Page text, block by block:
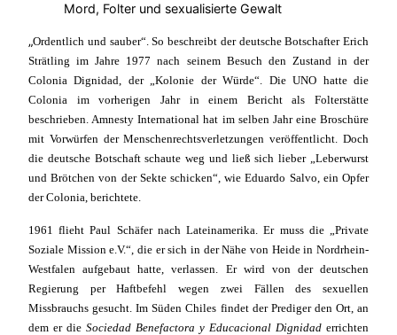
Mord, Folter und sexualisierte Gewalt
„Ordentlich und sauber“. So beschreibt der deutsche Botschafter Erich
Strätling im Jahre 1977 nach seinem Besuch den Zustand in der
Colonia Dignidad, der „Kolonie der Würde“. Die UNO hatte die
Colonia im vorherigen Jahr in einem Bericht als Folterstätte
beschrieben. Amnesty International hat im selben Jahr eine Broschüre
mit Vorwürfen der Menschenrechtsverletzungen veröffentlicht. Doch
die deutsche Botschaft schaute weg und ließ sich lieber „Leberwurst
und Brötchen von der Sekte schicken“, wie Eduardo Salvo, ein Opfer
der Colonia, berichtete.
1961 flieht Paul Schäfer nach Lateinamerika. Er muss die „Private
Soziale Mission e.V.“, die er sich in der Nähe von Heide in Nordrhein-
Westfalen aufgebaut hatte, verlassen. Er wird von der deutschen
Regierung per Haftbefehl wegen zwei Fällen des sexuellen
Missbrauchs gesucht. Im Süden Chiles findet der Prediger den Ort, an
dem er die Sociedad Benefactora y Educacional Dignidad errichten